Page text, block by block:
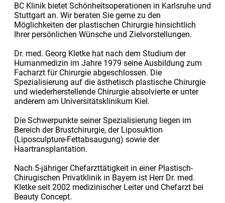
BC Klinik bietet Schönheitsoperationen in Karlsruhe und
Stuttgart an. Wir beraten Sie gerne zu den
Möglichkeiten der plastischen Chirurgie hinsichtlich
Ihrer persönlichen Wünsche und Zielvorstellungen.
Dr. med. Georg Kletke hat nach dem Studium der
Humanmedizin im Jahre 1979 seine Ausbildung zum
Facharzt für Chirurgie abgeschlossen. Die
Spezialisierung auf die ästhetisch plastische Chirurgie
und wiederherstellende Chirurgie absolvierte er unter
anderem am Universitätsklinikum Kiel.
Die Schwerpunkte seiner Spezialisierung liegen im
Bereich der Brustchirurgie, der Liposuktion
(Liposculpture-Fettabsaugung) sowie der
Haartransplantation.
Nach 5-jähriger Chefarzttätigkeit in einer Plastisch-
Chirugischen Privatklinik in Bayern ist Herr Dr. med.
Kletke seit 2002 medizinischer Leiter und Chefarzt bei
Beauty Concept.